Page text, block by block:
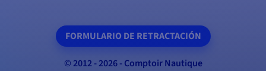
FORMULARIO DE RETRACTACIÓN
© 2012 - 2026 - Comptoir Nautique